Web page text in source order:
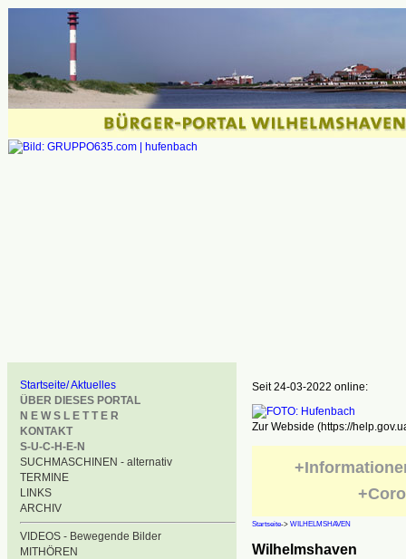
Startseite/ Aktuelles
ÜBER DIESES PORTAL
N E W S L E T T E R
KONTAKT
S-U-C-H-E-N
SUCHMASCHINEN - alternativ
TERMINE
LINKS
ARCHIV
VIDEOS - Bewegende Bilder
MITHÖREN
Seit 24-03-2022 online:
Zur Webside (https://
Startseite-> WILHELMSHAVEN
Wilhelmshaven